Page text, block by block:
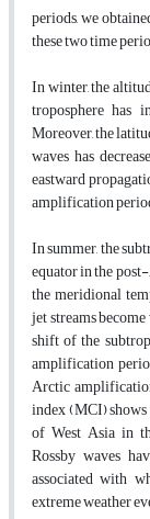
periods, we
these two time
In winter, the
troposphere has
Moreover, the
waves has
eastward
amplification
In summer, the
equator in the
the meridional
jet streams
shift of the
amplification
Arctic
index (MCI)
of West Asia in
Rossby waves
associated with
extreme weather